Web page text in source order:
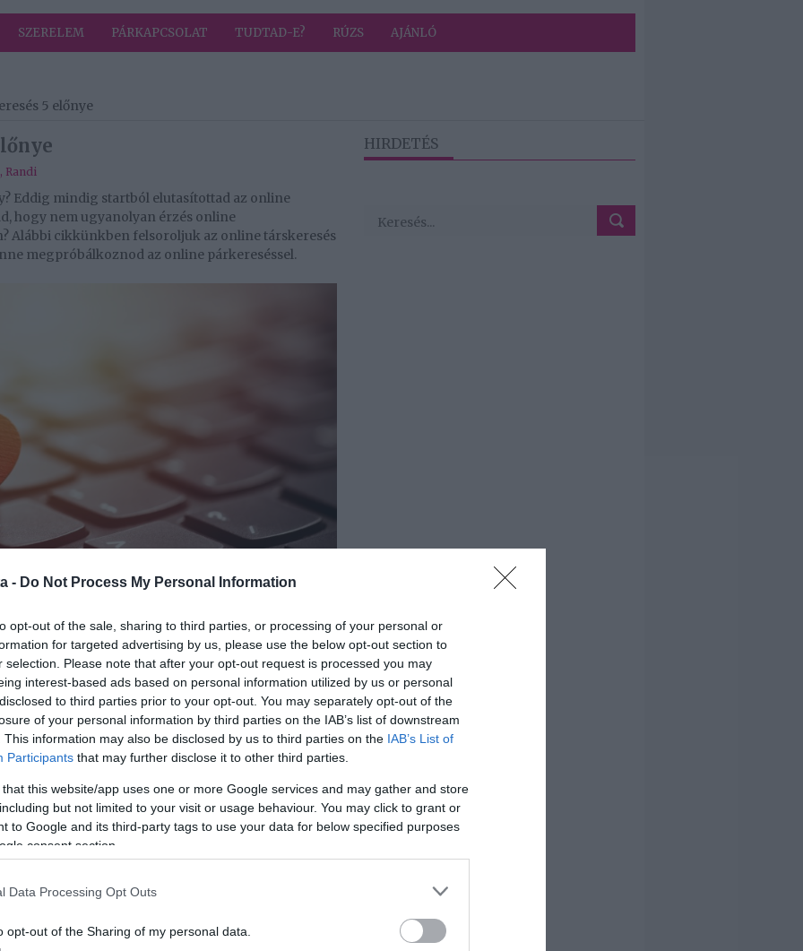
- Do Not Process My Personal Information
opt-out of the sale, sharing to third parties, or processing of your personal or
for targeted advertising by us, please use the below opt-out section to
selection. Please note that after your opt-out request is processed you may
interest-based ads based on personal information utilized by us or personal
to third parties prior to your opt-out. You may separately opt-out of the
of your personal information by third parties on the IAB’s list of downstream
This information may also be disclosed by us to third parties on the IAB’s List of
Participants that may further disclose it to other third parties.
that this website/app uses one or more Google services and may gather and store
but not limited to your visit or usage behaviour. You may click to grant or
to Google and its third-party tags to use your data for below specified purposes
consent section.
Data Processing Opt Outs
opt-out of the Sharing of my personal data.
SZERELEM PÁRKAPCSOLAT TUDTAD-E? RÚZS AJÁNLÓ
5 előnye
, Randi
Eddig mindig startból elutasítottad az online
hogy nem ugyanolyan érzés online
Alábbi cikkünkben felsoroljuk az online társkeresés
megpróbálkoznod az online párkereséssel.
adta lehetőségeket, akkor könnyen és
a személyektől, akikkel soha nem szeretnél
lehetőséged van pontos kritériumok alapján
hajszín, hobbi, szakma vagy jövedelem alapján is.
Profiloldaladon csak annyi információt
és elkerülheted azokat a férfiakat is, akik
oldalakon megengedheted magadnak, hogy csak
hozzá, azonban arra mégis figyelj, hogy hajnali
HIRDETÉS